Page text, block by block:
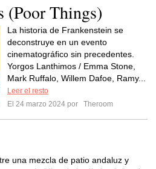
(Poor Things)
La historia de Frankenstein se
deconstruye en un evento
cinematográfico sin precedentes.
Yorgos Lanthimos / Emma Stone,
Mark Ruffalo, Willem Dafoe, Ramy...
Leer el resto
El 24 marzo 2024 por
Theroom
una mezcla de patio andaluz y